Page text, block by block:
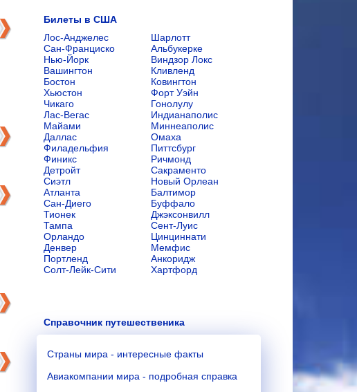
Билеты в США
Лос-Анджелес
Сан-Франциско
Нью-Йорк
Вашингтон
Бостон
Хьюстон
Чикаго
Лас-Вегас
Майами
Даллас
Филадельфия
Финикс
Детройт
Сиэтл
Атланта
Сан-Диего
Тионек
Тампа
Орландо
Денвер
Портленд
Солт-Лейк-Сити
Шарлотт
Альбукерке
Виндзор Локс
Кливленд
Ковингтон
Форт Уэйн
Гонолулу
Индианаполис
Миннеаполис
Омаха
Питтсбург
Ричмонд
Сакраменто
Новый Орлеан
Балтимор
Буффало
Джэксонвилл
Сент-Луис
Цинциннати
Мемфис
Анкоридж
Хартфорд
Справочник путешественика
Страны мира - интересные факты
Авиакомпании мира - подробная справка